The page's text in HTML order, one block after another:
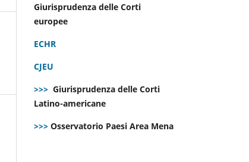
Giurisprudenza delle Corti
europee
ECHR
CJEU
>>> Giurisprudenza delle Corti
Latino-americane
>>> Osservatorio Paesi Area Mena